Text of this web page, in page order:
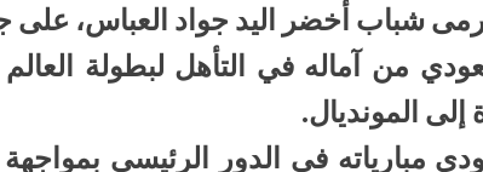
شباب أخضر اليد جواد العباس، على
إلى المونديال.